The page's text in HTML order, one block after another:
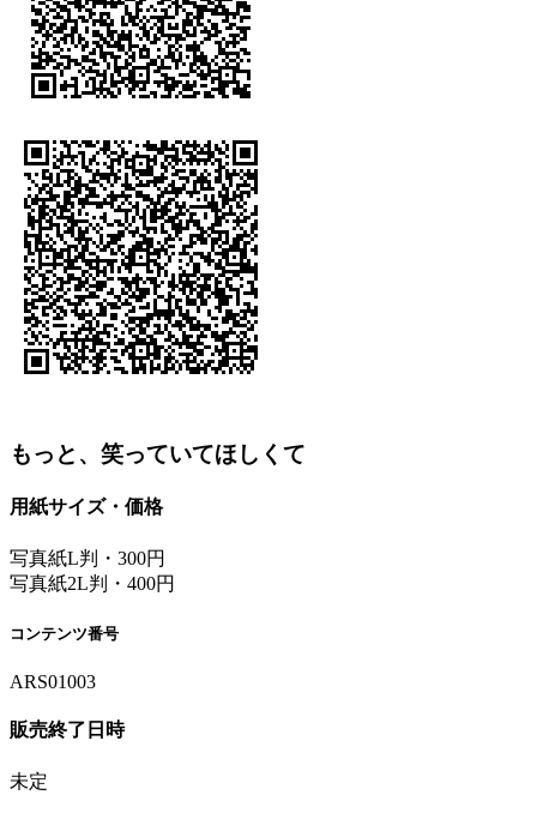
もっと、笑っていてほしくて
用紙サイズ・価格
写真紙L判・300円
写真紙2L判・400円
コンテンツ番号
ARS01003
販売終了日時
未定